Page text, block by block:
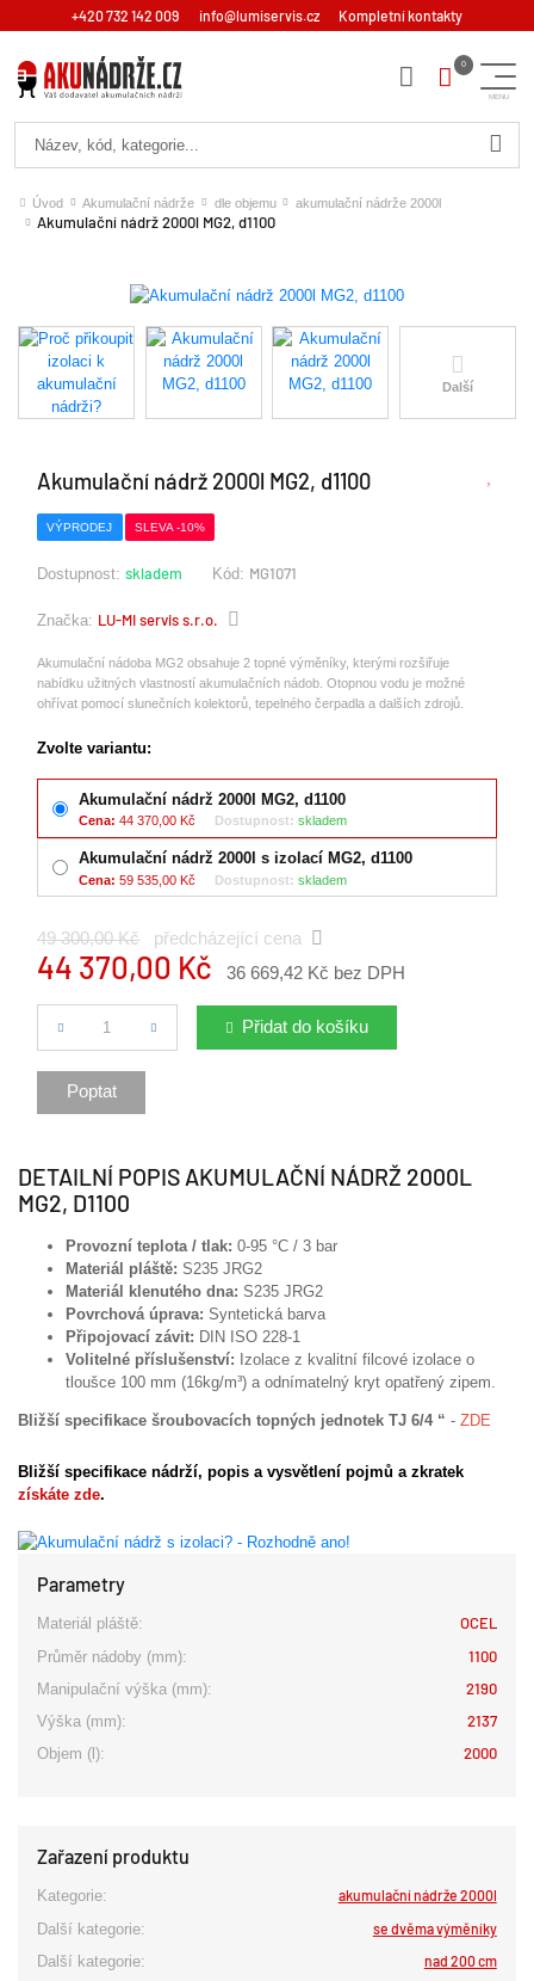
+420 732 142 009 info@lumiservis.cz Kompletní kontakty
Úvod Akumulační nádrže dle objemu akumulační nádrže 2000l
Akumulační nádrž 2000l MG2, d1100
Další
Akumulační nádrž 2000l MG2, d1100
VÝPRODEJ SLEVA -10%
Dostupnost:skladem Kód: MG1071
Značka: LU-MI servis s.r.o.
Akumulační nádoba MG2 obsahuje 2 topné výměníky, kterými rozšiřuje
nabídku užitných vlastností akumulačních nádob. Otopnou vodu je možné
ohřívat pomocí slunečních kolektorů, tepelného čerpadla a dalších zdrojů.
Zvolte variantu:
Akumulační nádrž 2000l MG2, d1100
Cena: 44 370,00 Kč Dostupnost: skladem
Akumulační nádrž 2000l s izolací MG2, d1100
Cena: 59 535,00 Kč Dostupnost: skladem
49 300,00 Kč předcházející cena
44 370,00 Kč 36 669,42 Kč bez DPH
Přidat do košíku
Poptat
DETAILNÍ POPIS AKUMULAČNÍ NÁDRŽ 2000L
MG2, D1100
Provozní teplota / tlak: 0-95 °C / 3 bar
Materiál pláště: S235 JRG2
Materiál klenutého dna: S235 JRG2
Povrchová úprava: Syntetická barva
Připojovací závit: DIN ISO 228-1
Volitelné příslušenství: Izolace z kvalitní filcové izolace o
tloušce 100 mm (16kg/m³) a odnímatelný kryt opatřený zipem.
Bližší specifikace šroubovacích topných jednotek TJ 6/4 “ - ZDE
Bližší specifikace nádrží, popis a vysvětlení pojmů a zkratek
získáte zde.
Parametry
Materiál pláště: OCEL
Průměr nádoby (mm): 1100
Manipulační výška (mm): 2190
Výška (mm): 2137
Objem (l): 2000
Zařazení produktu
Kategorie: akumulační nádrže 2000l
Další kategorie: se dvěma výměníky
Další kategorie: nad 200 cm